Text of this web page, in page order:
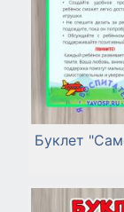
Буклет